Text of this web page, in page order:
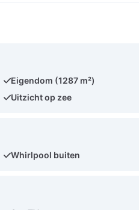
Eigendom (1287 m²)
Uitzicht op zee
Whirlpool buiten